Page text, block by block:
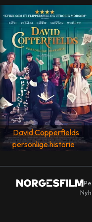
SPRÅK
Engelsk
David Copperfields
personlige historie